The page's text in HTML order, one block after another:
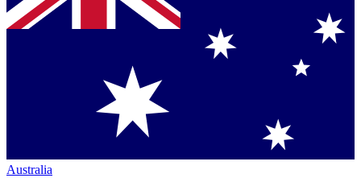
Australia